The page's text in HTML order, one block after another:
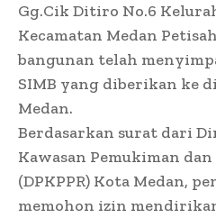
Gg.Cik Ditiro No.6
Kecamatan Medan
bangunan telah
SIMB yang diberikan ke
Medan.
Berdasarkan surat dari
Kawasan Pemukiman
(DPKPPR) Kota Medan,
memohon izin